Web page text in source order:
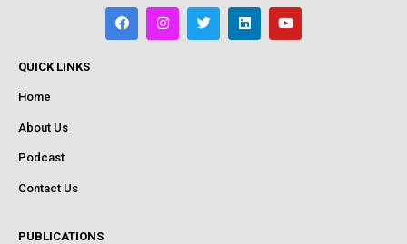
QUICK LINKS
Home
About Us
Podcast
Contact Us
PUBLICATIONS